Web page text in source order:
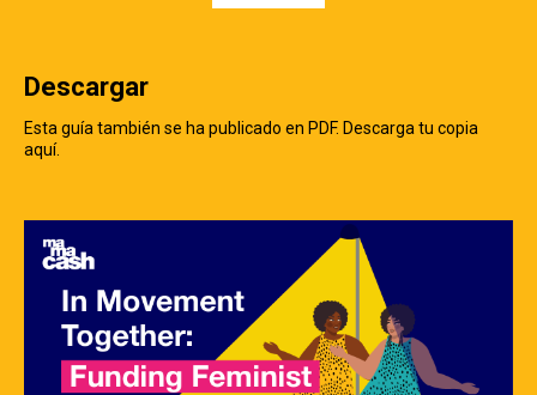
Descargar
Esta guía también se ha publicado en PDF. Descarga tu copia
aquí.